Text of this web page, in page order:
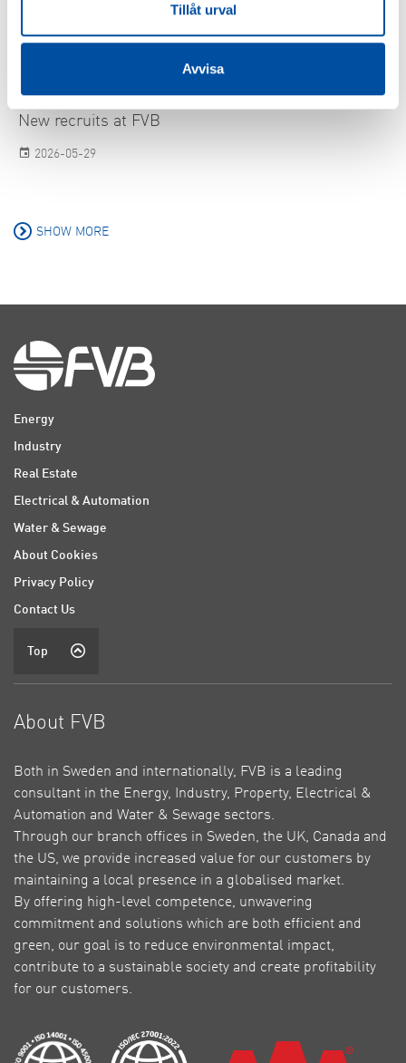
Tillåt urval
Avvisa
New recruits at FVB
2026-05-29
SHOW MORE
Energy
Industry
Real Estate
Electrical & Automation
Water & Sewage
About Cookies
Privacy Policy
Contact Us
Top
About FVB
Both in Sweden and internationally, FVB is a leading
consultant in the Energy, Industry, Property, Electrical &
Automation and Water & Sewage sectors.
Through our branch offices in Sweden, the UK, Canada and
the US, we provide increased value for our customers by
maintaining a local presence in a globalised market.
By offering high-level competence, unwavering
commitment and solutions which are both efficient and
green, our goal is to reduce environmental impact,
contribute to a sustainable society and create profitability
for our customers.